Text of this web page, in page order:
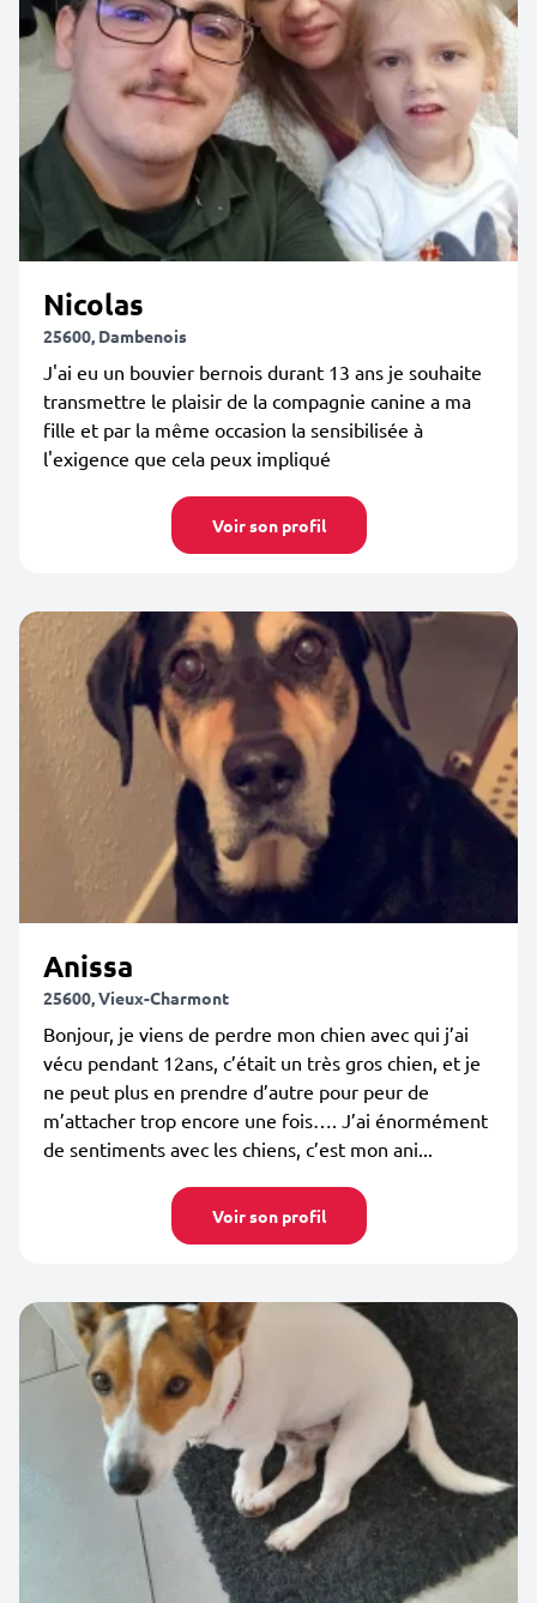
Nicolas
25600, Dambenois
J'ai eu un bouvier bernois durant 13 ans je souhaite
transmettre le plaisir de la compagnie canine a ma
fille et par la même occasion la sensibilisée à
l'exigence que cela peux impliqué
Voir son profil
Anissa
25600, Vieux-Charmont
Bonjour, je viens de perdre mon chien avec qui j’ai
vécu pendant 12ans, c’était un très gros chien, et je
ne peut plus en prendre d’autre pour peur de
m’attacher trop encore une fois…. J’ai énormément
de sentiments avec les chiens, c’est mon ani...
Voir son profil